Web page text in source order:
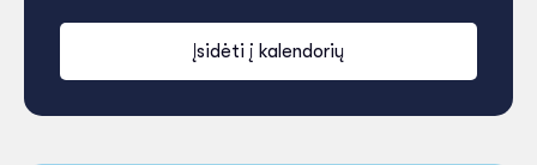
Įsidėti į kalendorių